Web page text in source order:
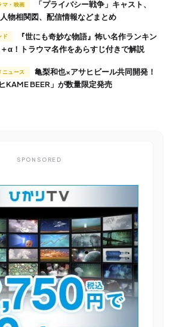
マ・映画
物相関図、配信情報などまとめ
ド
α！トラウマ名作をあらすじ付きで解説
ニュース
KAME BEER」が数量限定発売
SPONSORED